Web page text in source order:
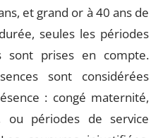
et grand or à 40 ans de
seules les périodes
sont prises en compte.
sont considérées
: congé maternité,
ou périodes de service